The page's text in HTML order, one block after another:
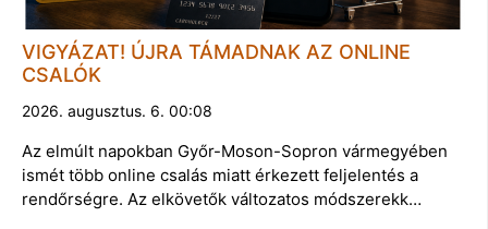
VIGYÁZAT! ÚJRA TÁMADNAK AZ ONLINE
CSALÓK
2026. augusztus. 6. 00:08
Az elmúlt napokban Győr-Moson-Sopron vármegyében
ismét több online csalás miatt érkezett feljelentés a
rendőrségre. Az elkövetők változatos módszerekk…